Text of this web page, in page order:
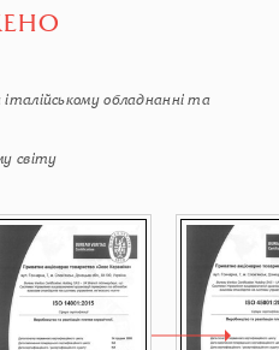
обладнанні та
світу